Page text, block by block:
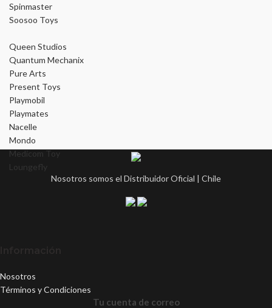
Spinmaster
Soosoo Toys
Queen Studios
Quantum Mechanix
Pure Arts
Present Toys
Playmobil
Playmates
Nacelle
Mondo
Medicom Toy
Loungefly
Nosotros somos el Distribuidor Oficial | Chile
Nosotros
Términos y Condiciones
Tu cuenta de correo